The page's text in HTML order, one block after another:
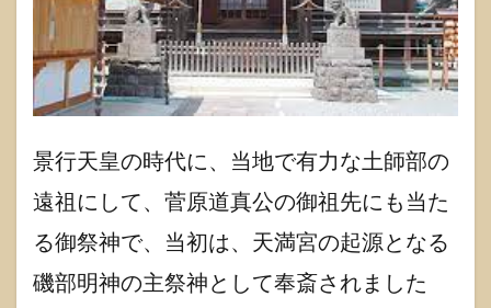
景行天皇の時代に、当地で有力な土師部の
遠祖にして、菅原道真公の御祖先にも当た
る御祭神で、当初は、天満宮の起源となる
磯部明神の主祭神として奉斎されました